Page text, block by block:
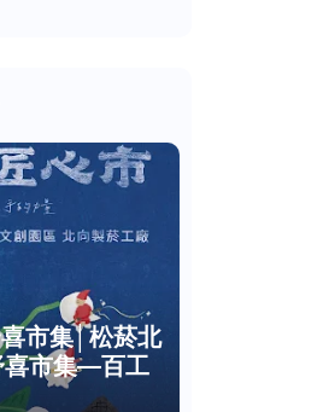
市集│松菸北
喜市集—百工